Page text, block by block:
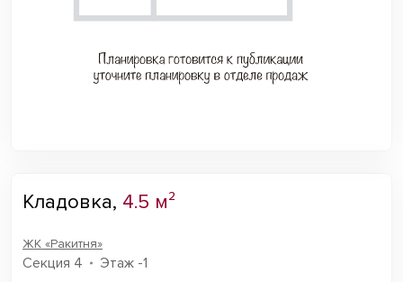
Кладовка, 4.5 м²
ЖК «Ракитня»
Секция 4 Этаж -1